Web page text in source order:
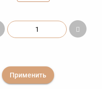
Применить